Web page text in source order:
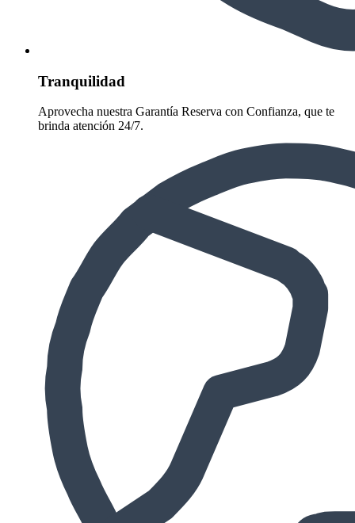
Tranquilidad
Aprovecha nuestra Garantía Reserva con Confianza, que te
brinda atención 24/7.